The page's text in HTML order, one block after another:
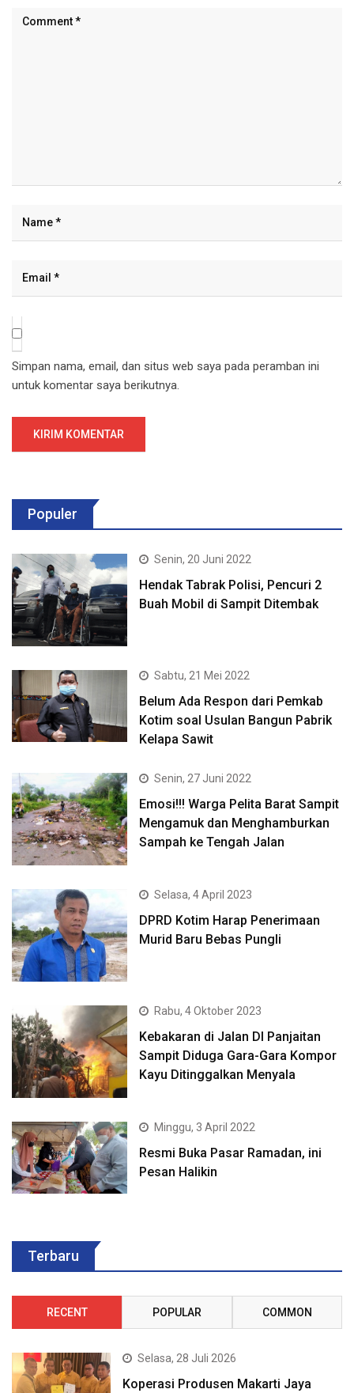
Simpan nama, email, dan situs web saya pada peramban ini
untuk komentar saya berikutnya.
Populer
Senin, 20 Juni 2022
Hendak Tabrak Polisi, Pencuri 2
Buah Mobil di Sampit Ditembak
Sabtu, 21 Mei 2022
Belum Ada Respon dari Pemkab
Kotim soal Usulan Bangun Pabrik
Kelapa Sawit
Senin, 27 Juni 2022
Emosi!!! Warga Pelita Barat Sampit
Mengamuk dan Menghamburkan
Sampah ke Tengah Jalan
Selasa, 4 April 2023
DPRD Kotim Harap Penerimaan
Murid Baru Bebas Pungli
Rabu, 4 Oktober 2023
Kebakaran di Jalan DI Panjaitan
Sampit Diduga Gara-Gara Kompor
Kayu Ditinggalkan Menyala
Minggu, 3 April 2022
Resmi Buka Pasar Ramadan, ini
Pesan Halikin
Terbaru
RECENT POPULAR COMMON
Selasa, 28 Juli 2026
Koperasi Produsen Makarti Jaya